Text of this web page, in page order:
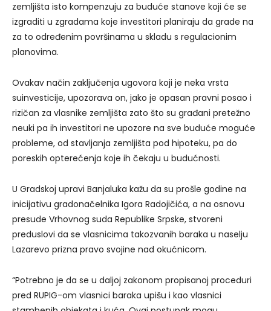
zemljišta isto kompenzuju za buduće stanove koji će se
izgraditi u zgradama koje investitori planiraju da grade na
za to određenim površinama u skladu s regulacionim
planovima.
Ovakav način zaključenja ugovora koji je neka vrsta
suinvesticije, upozorava on, jako je opasan pravni posao i
rizičan za vlasnike zemljišta zato što su građani pretežno
neuki pa ih investitori ne upozore na sve buduće moguće
probleme, od stavljanja zemljišta pod hipoteku, pa do
poreskih opterećenja koje ih čekaju u budućnosti.
U Gradskoj upravi Banjaluka kažu da su prošle godine na
inicijativu gradonačelnika Igora Radojičića, a na osnovu
presude Vrhovnog suda Republike Srpske, stvoreni
preduslovi da se vlasnicima takozvanih baraka u naselju
Lazarevo prizna pravo svojine nad okućnicom.
“Potrebno je da se u daljoj zakonom propisanoj proceduri
pred RUPIG-om vlasnici baraka upišu i kao vlasnici